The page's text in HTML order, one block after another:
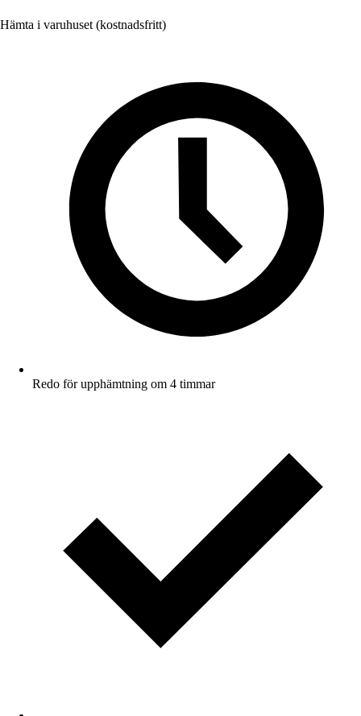
Hämta i varuhuset (kostnadsfritt)
Redo för upphämtning om 4 timmar